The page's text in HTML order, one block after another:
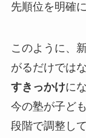
先順位を明確
このように、
がるだけではな
すきっかけに
今の塾が子ど
段階で調整し